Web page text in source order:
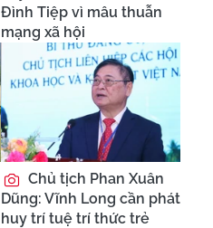
Đình Tiệp vì mâu thuẫn
mạng xã hội
Chủ tịch Phan Xuân
Dũng: Vĩnh Long cần phát
huy trí tuệ trí thức trẻ